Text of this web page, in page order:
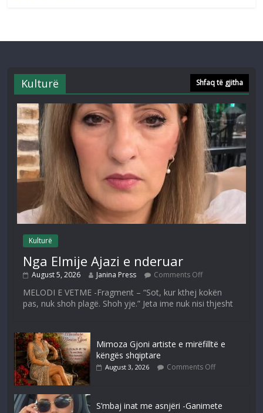
Kulturë Shfaq të gjitha
Kulturë
Nga Elmije Ajazi e nderuar
August 5, 2026 Janina Press Comments Off
MELODI E VETME -Fragment – “Sot, kur kthej kokën
pas, nuk shoh plagë. Shoh yje.” Jeta ime nuk nisi thjesht
Mimoza Gjoni artiste e mirëfilltë e
këngës shqiptare
August 3, 2026 Comments Off
S’mbaj inat me asnjëri -Ganimete